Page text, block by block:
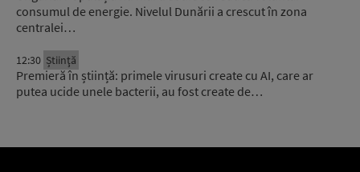
consumul de energie. Nivelul Dunării a crescut în zona
centralei…
12:30 Știinţă
Premieră în știință: primele virusuri create cu AI, care ar
putea ucide unele bacterii, au fost create de…